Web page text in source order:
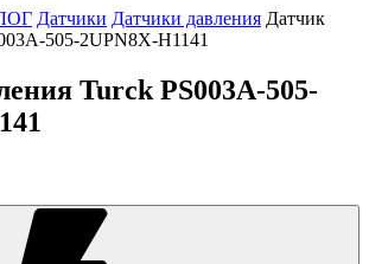
Датчики Датчики давления Датчик
505-2UPN8X-H1141
Turck PS003A-505-